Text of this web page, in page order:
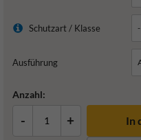
Schutzart / Klasse
Ausführung
Anzahl:
- + In